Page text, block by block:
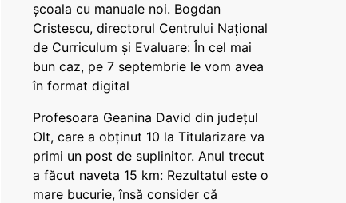
școala cu manuale noi. Bogdan
Cristescu, directorul Centrului Național
de Curriculum și Evaluare: În cel mai
bun caz, pe 7 septembrie le vom avea
în format digital
Profesoara Geanina David din județul
Olt, care a obținut 10 la Titularizare va
primi un post de suplinitor. Anul trecut
a făcut naveta 15 km: Rezultatul este o
mare bucurie, însă consider că